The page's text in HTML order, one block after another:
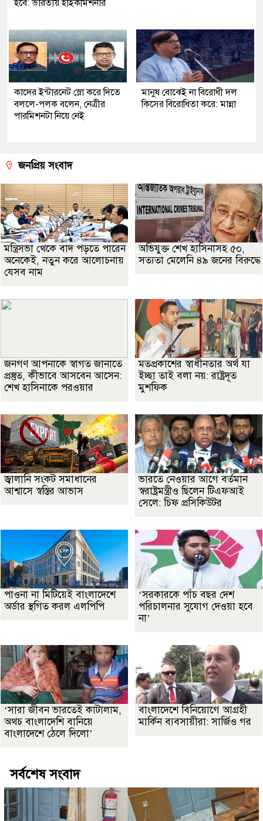
হবে: ভারতীয় হাইকমিশনার
কাদের ইন্টারনেট স্লো করে দিতে
বললে-পলক বলেন, নেত্রীর
পারমিশনটা নিয়ে নেই
মানুষ বোঝেই না বিরোধী দল
কিসের বিরোধিতা করে: মান্না
জনপ্রিয় সংবাদ
মন্ত্রিসভা থেকে বাদ পড়তে পারেন
অনেকেই, নতুন করে আলোচনায়
যেসব নাম
অভিযুক্ত শেখ হাসিনাসহ ৫০,
সত্যতা মেলেনি ৪৯ জনের বিরুদ্ধে
জনগণ আপনাকে স্বাগত জানাতে
প্রস্তুত, কীভাবে আসবেন আসেন:
শেখ হাসিনাকে পরওয়ার
মতপ্রকাশের স্বাধীনতার অর্থ যা
ইচ্ছা তাই বলা নয়: রাষ্ট্রদূত
মুশফিক
জ্বালানি সংকট সমাধানের
আশ্বাসে স্বস্তির আভাস
ভারতে নেওয়ার আগে বর্তমান
স্বরাষ্ট্রমন্ত্রীও ছিলেন টিএফআই
সেলে: চিফ প্রসিকিউটর
পাওনা না মিটিয়েই বাংলাদেশে
অর্ডার স্থগিত করল এলপিপি
‘সরকারকে পাঁচ বছর দেশ
পরিচালনার সুযোগ দেওয়া হবে
না’
‘সারা জীবন ভারতেই কাটালাম,
অথচ বাংলাদেশি বানিয়ে
বাংলাদেশে ঠেলে দিলো’
বাংলাদেশে বিনিয়োগে আগ্রহী
মার্কিন ব্যবসায়ীরা: সার্জিও গর
সর্বশেষ সংবাদ